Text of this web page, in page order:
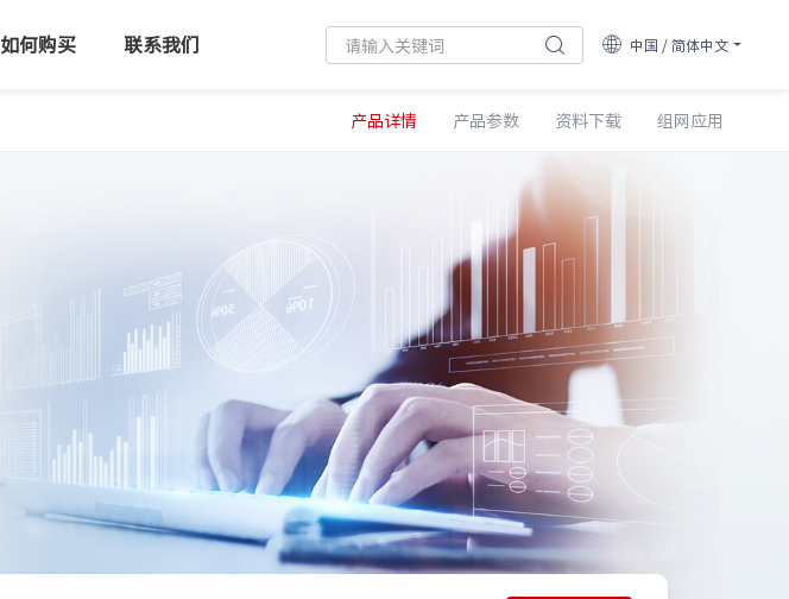
如何购买 联系我们 中国 / 简体中文
产品详情 产品参数 资料下载 组网应用